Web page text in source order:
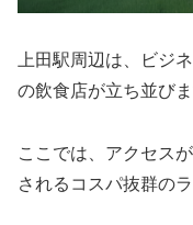
上田駅周辺は、ビジ
の飲食店が立ち並びま
ここでは、アクセス
されるコスパ抜群の